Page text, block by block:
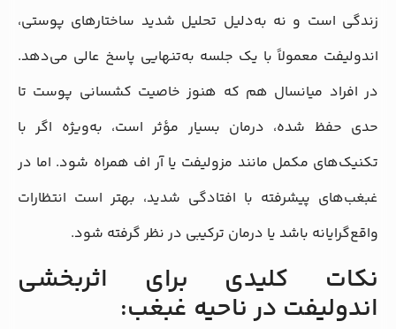
زندگی است و نه به‌دلیل تحلیل شدید ساختارهای پوستی،
اندولیفت معمولاً با یک جلسه به‌تنهایی پاسخ عالی می‌دهد.
در افراد میانسال هم که هنوز خاصیت کشسانی پوست تا
حدی حفظ شده، درمان بسیار مؤثر است، به‌ویژه اگر با
تکنیک‌های مکمل مانند مزولیفت یا آر اف همراه شود. اما در
غبغب‌های پیشرفته با افتادگی شدید، بهتر است انتظارات
واقع‌گرایانه باشد یا درمان ترکیبی در نظر گرفته شود.
نکات کلیدی برای اثربخشی
اندولیفت در ناحیه غبغب: